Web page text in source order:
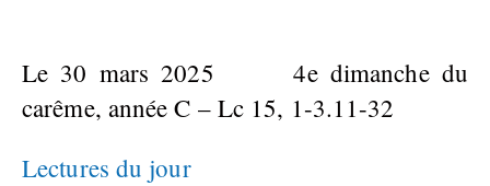
Le 30 mars 2025 4e dimanche du
carême, année C – Lc 15, 1-3.11-32
Lectures du jour